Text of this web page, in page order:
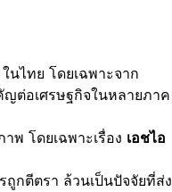
นไทย โดยเฉพาะจาก
ญต่อเศรษฐกิจในหลายภาค
พ โดยเฉพาะเรื่อง เอชไอ
กตีตรา ล้วนเป็นปัจจัยที่ส่ง